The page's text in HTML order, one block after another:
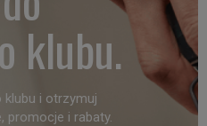
klubu.
klubu i otrzymuj
promocje i rabaty.